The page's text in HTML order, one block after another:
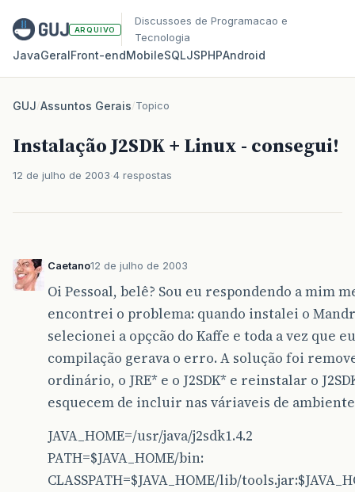
ARQUIVO
Discussoes de Programacao e
Tecnologia
JavaGeralFront‑endMobileSQLJSPHPAndroid
GUJ/Assuntos Gerais/Topico
Instalação J2SDK + Linux - consegui!
12 de julho de 2003 4 respostas
Caetano12 de julho de 2003
Oi Pessoal, belê? Sou eu respondendo a mim
encontrei o problema: quando instalei o
selecionei a opçcão do Kaffe e toda a vez que
compilação gerava o erro. A solução foi
ordinário, o JRE* e o J2SDK* e reinstalar o
esquecem de incluir nas váriaveis de
JAVA_HOME=/usr/java/j2sdk1.4.2
PATH=$JAVA_HOME/bin:
CLASSPATH=$JAVA_HOME/lib/